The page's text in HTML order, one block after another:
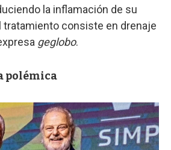
la inflamación de su
tratamiento consiste en drenaje
geglobo.
polémica